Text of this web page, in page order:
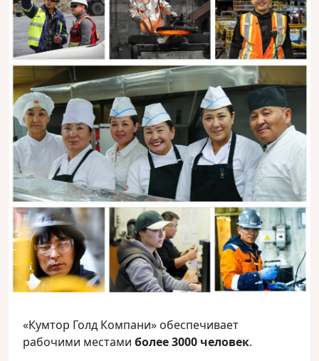
«Кумтор Голд Компани» обеспечивает
рабочими местами более 3000 человек.